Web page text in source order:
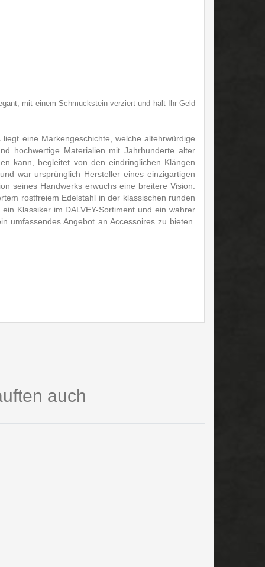
mit einem Schmuckstein verziert und hält Ihr Geld
eine Markengeschichte, welche altehrwürdige
hochwertige Materialien mit Jahrhunderte alter
kann, begleitet von den eindringlichen Klängen
war ursprünglich Hersteller eines einzigartigen
seines Handwerks erwuchs eine breitere Vision.
rostfreiem Edelstahl in der klassischen runden
Klassiker im DALVEY-Sortiment und ein wahrer
umfassendes Angebot an Accessoires zu bieten.
auch